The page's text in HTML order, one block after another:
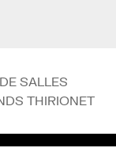
SALLES
THIRIONET